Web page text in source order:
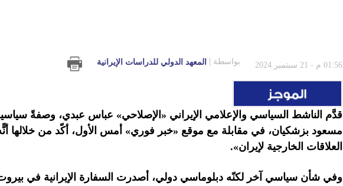
01:56 م - 21 سبتمبر 2024 بواسطة المعهد الدولي للدراسات الإيرانية
قدَّم الناشط السياسي والإعلامي الإيراني «الإصلاحي» عباس عبدي، وصفةً
مسعود بزشكيان، في مقابلة مع موقع «خبر فوري» أمس الأول، أكّد من خلالها
العلاقات الخارجية لإيران».
وفي شأن سياسي آخر لكنّه دبلوماسي دولي، أصدرت السفارة الإيرانية في بيروت